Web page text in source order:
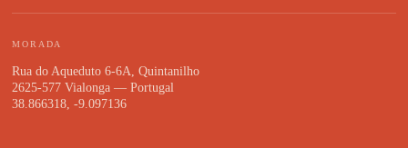
MORADA
Rua do Aqueduto 6-6A, Quintanilho
2625-577 Vialonga — Portugal
38.866318, -9.097136